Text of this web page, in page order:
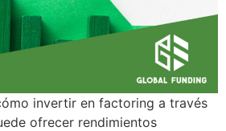
invertir en factoring a través
ofrecer rendimientos